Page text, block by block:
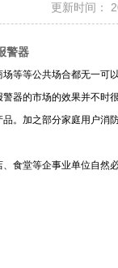
更新时间：
警器
等等公共场合都无一
器的市场的效果并不时
。加之部分家庭用户消
食堂等企事业单位自然